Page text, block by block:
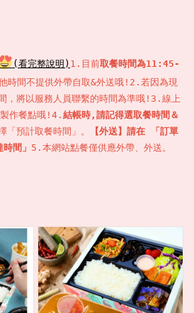
(看完整說明) 1.目前取餐時間為11:45-
時間不提供外帶自取&外送哦! 2.若因為現
，將以服務人員聯繫的時間為準哦! 3.線上
作餐點哦! 4. 結帳時,請記得選取餐時間＆
「預計取餐時間」。
【外送】請在 「訂單
間」 5.本網站點餐僅供應外帶、外送。